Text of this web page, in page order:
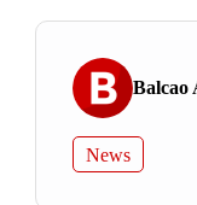
Balcao
News